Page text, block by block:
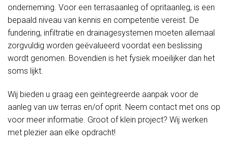
onderneming. Voor een terrasaanleg of opritaanleg, is een
bepaald niveau van kennis en competentie vereist. De
fundering, infiltratie en drainagesystemen moeten allemaal
zorgvuldig worden geëvalueerd voordat een beslissing
wordt genomen. Bovendien is het fysiek moeilijker dan het
soms lijkt.
Wij bieden u graag een geïntegreerde aanpak voor de
aanleg van uw terras en/of oprit. Neem contact met ons op
voor meer informatie. Groot of klein project? Wij werken
met plezier aan elke opdracht!